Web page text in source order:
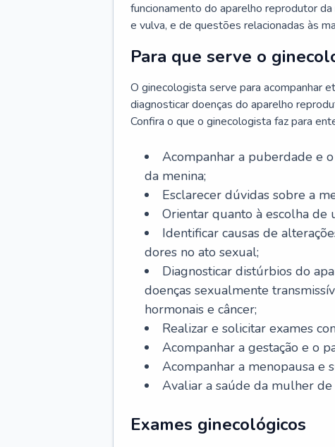
funcionamento do aparelho reprodutor
e vulva, e de questões relacionadas às
Para que serve o
O ginecologista serve para acompanhar
diagnosticar doenças do aparelho
Confira o que o ginecologista faz para
Acompanhar a puberdade e
da menina;
Esclarecer dúvidas sobre a
Orientar quanto à escolha de
Identificar causas de
dores no ato sexual;
Diagnosticar distúrbios do
doenças sexualmente
hormonais e câncer;
Realizar e solicitar exames
Acompanhar a gestação e o
Acompanhar a menopausa e
Avaliar a saúde da mulher
Exames ginecológicos